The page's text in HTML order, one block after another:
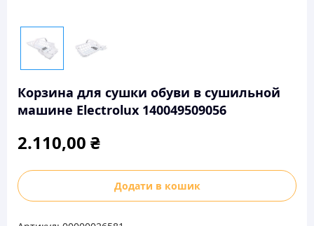
Корзина для сушки обуви в сушильной
машине Electrolux 140049509056
2.110,00 ₴
Корзина
для
Додати в кошик